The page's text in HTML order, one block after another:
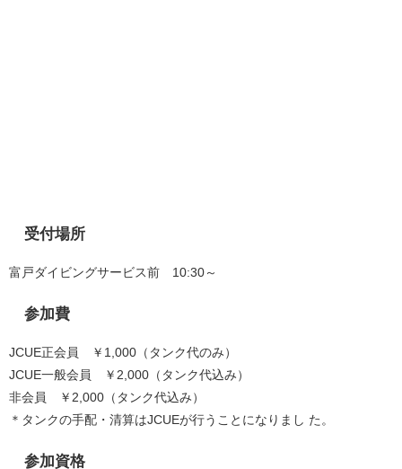
受付場所
富戸ダイビングサービス前 10:30～
参加費
JCUE正会員 ￥1,000（タンク代のみ）
JCUE一般会員 ￥2,000（タンク代込み）
非会員 ￥2,000（タンク代込み）
＊タンクの手配・清算はJCUEが行うことになりまし た。
参加資格